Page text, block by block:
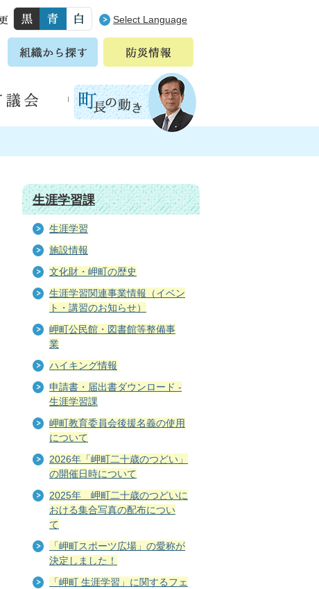
Select Language
生涯学習課
生涯学習
施設情報
文化財・岬町の歴史
生涯学習関連事業情報（イベン
ト・講習のお知らせ）
岬町公民館・図書館等整備事
業
ハイキング情報
申請書・届出書ダウンロード -
生涯学習課
岬町教育委員会後援名義の使用
について
2026年「岬町二十歳のつどい」
の開催日時について
2025年 岬町二十歳のつどいに
おける集合写真の配布につい
て
「岬町スポーツ広場」の愛称が
決定しました！
「岬町 生涯学習」に関するフェ